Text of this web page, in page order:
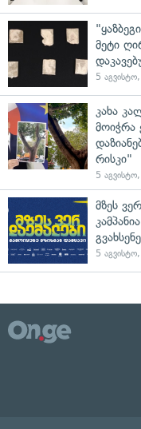
მეტი
5
კახა
რისკი"
5
მზეს
5